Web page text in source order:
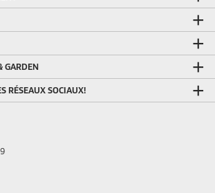
GARDEN
RÉSEAUX SOCIAUX!